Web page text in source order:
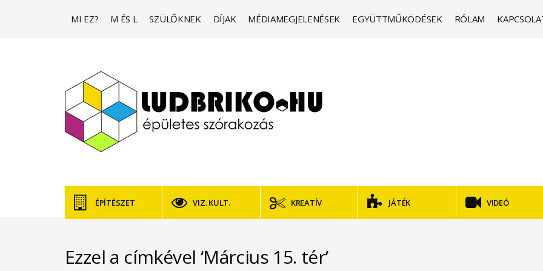
MI EZ? M ÉS L SZÜLŐKNEK DÍJAK MÉDIAMEGJELENÉSEK EGYÜTTMŰKÖDÉSEK RÓLAM
ÉPÍTÉSZET VIZ. KULT. KREATÍV JÁTÉK VIDEÓ
Ezzel a címkével ‘Március 15. tér’